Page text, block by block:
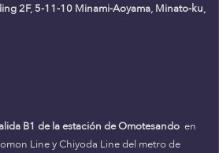
2F, 5-11-10 Minami-Aoyama, Minato-ku,
B1 de la estación de Omotesando en
Line y Chiyoda Line del metro de